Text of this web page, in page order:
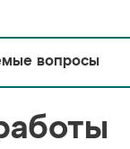
вопросы